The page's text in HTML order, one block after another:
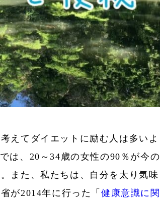
えてダイエットに励む人は多いよ
は、20～34歳の女性の90％が今の
また、私たちは、自分を太り気味
が2014年に行った「健康意識に関